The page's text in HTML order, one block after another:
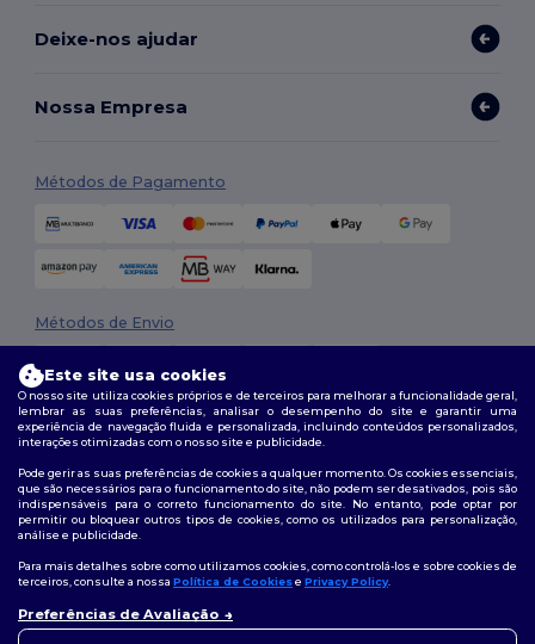
Deixe-nos ajudar
Nossa Empresa
Métodos de Pagamento
Métodos de Envio
2026. Todos os direitos reservados
Termos e Condições|Política de personalização
|Política de cookies|Mapa do Site
Siga-nos
Este site usa cookies
O nosso site utiliza cookies próprios e de terceiros para melhorar a funcionalidade geral,
lembrar as suas preferências, analisar o desempenho do site e garantir uma
experiência de navegação fluida e personalizada, incluindo conteúdos personalizados,
interações otimizadas com o nosso site e publicidade.
Pode gerir as suas preferências de cookies a qualquer momento. Os cookies essenciais,
que são necessários para o funcionamento do site, não podem ser desativados, pois são
indispensáveis para o correto funcionamento do site. No entanto, pode optar por
permitir ou bloquear outros tipos de cookies, como os utilizados para personalização,
análise e publicidade.
Para mais detalhes sobre como utilizamos cookies, como controlá-los e sobre cookies de
terceiros, consulte a nossa Política de Cookiese Privacy Policy.
Preferências de Avaliação